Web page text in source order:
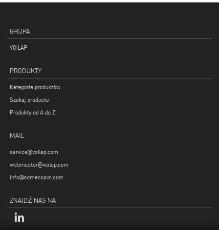
GRUPA
VOILÀP
PRODUKTY
Kategorie produktów
Szukaj productu
Produkty od A do Z
MAIL
service@voilap.com
webmaster@voilap.com
info@somecopvc.com
ZNAJDŹ NAS NA